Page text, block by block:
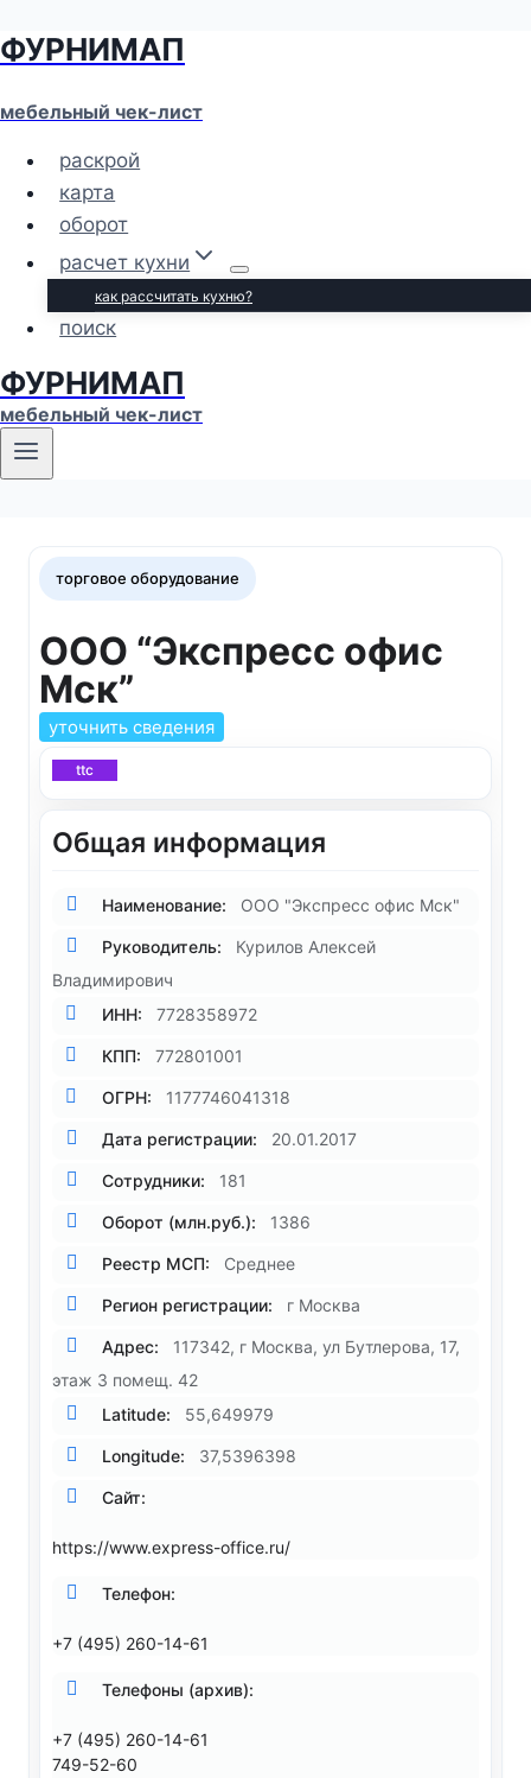
Перейти
содержимому
ФУРНИМАП
мебельный чек-лист
раскрой
карта
оборот
расчет кухни
как рассчитать кухню?
поиск
ФУРНИМАП
мебельный чек-лист
торговое оборудование
ООО “Экспресс офис
Мск”
уточнить сведения
ttc
Общая информация
Наименование: ООО "Экспресс офис Мск"
Руководитель:
Курилов Алексей
Владимирович
ИНН:
7728358972
КПП: 772801001
ОГРН: 1177746041318
Дата регистрации: 20.01.2017
Сотрудники: 181
Оборот (млн.руб.): 1386
Реестр МСП: Среднее
Регион регистрации: г Москва
Адрес:
117342, г Москва, ул Бутлерова, 17,
этаж 3 помещ. 42
Latitude:
55,649979
Longitude: 37,5396398
Сайт:
https://www.express-office.ru/
Телефон:
+7 (495) 260-14-61
Телефоны (архив):
+7 (495) 260-14-61
749-52-60